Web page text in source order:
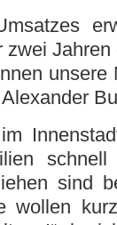
sind
wollen